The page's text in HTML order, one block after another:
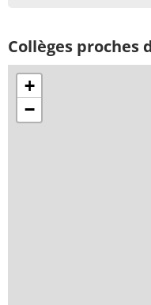
Collèges proches
+
−